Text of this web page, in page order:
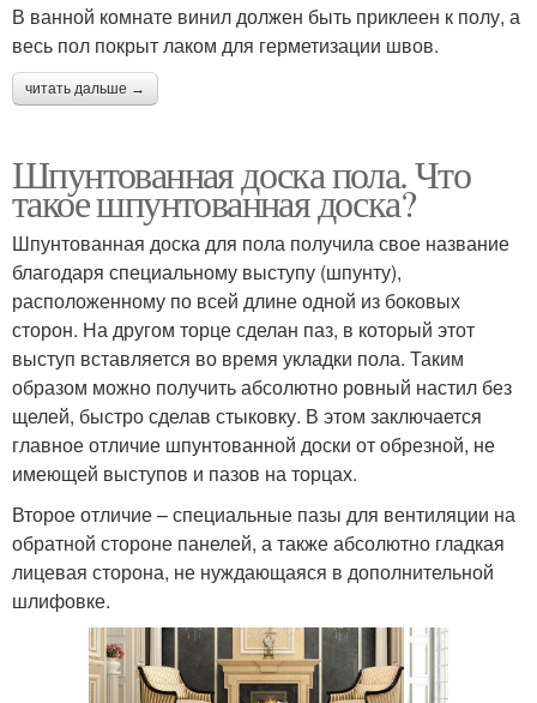
В ванной комнате винил должен быть приклеен к полу, а
весь пол покрыт лаком для герметизации швов.
читать дальше →
Шпунтованная доска пола. Что
такое шпунтованная доска?
Шпунтованная доска для пола получила свое название
благодаря специальному выступу (шпунту),
расположенному по всей длине одной из боковых
сторон. На другом торце сделан паз, в который этот
выступ вставляется во время укладки пола. Таким
образом можно получить абсолютно ровный настил без
щелей, быстро сделав стыковку. В этом заключается
главное отличие шпунтованной доски от обрезной, не
имеющей выступов и пазов на торцах.
Второе отличие – специальные пазы для вентиляции на
обратной стороне панелей, а также абсолютно гладкая
лицевая сторона, не нуждающаяся в дополнительной
шлифовке.